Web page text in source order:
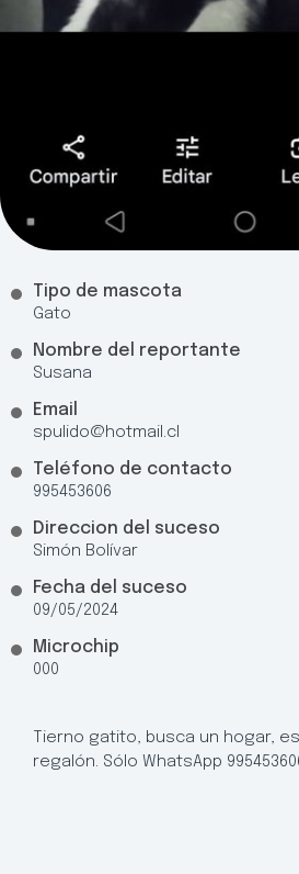
Tipo de mascota
Gato
Nombre del reportante
Susana
Email
spulido@hotmail.cl
Teléfono de contacto
995453606
Direccion del suceso
Simón Bolívar
Fecha del suceso
09/05/2024
Microchip
000
Tierno gatito, busca un hogar,
regalón. Sólo WhatsApp